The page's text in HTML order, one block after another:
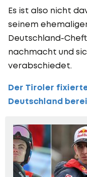
Es ist also nicht
seinem
Deutschland-
nachmacht und
verabschiedet.
Der Tiroler
Deutschland